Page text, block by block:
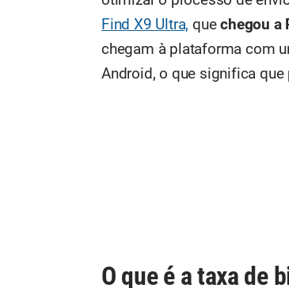
Find X9 Ultra, quechegou a
chegam à plataforma com
Android, o que significa
O que é a taxa de